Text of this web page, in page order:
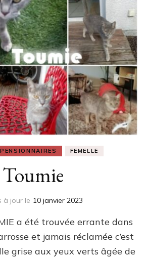
FEMELLE
Toumie
à jour le 10 janvier 2023
a été trouvée errante dans
et jamais réclamée c’est
grise aux yeux verts âgée de